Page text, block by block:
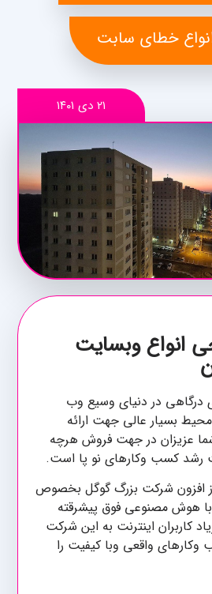
خطای سابت
۲۱ دی ۱۴۰۱
انواع وبسایت
درگاهی در دنیای وسیع وب
بسیار عالی جهت ارائه
عزیزان در جهت فروش هرچه
رشد کسب وکارهای نو پا است.
افزون شرکت بزرگ گوگل بخصوص
با هوش مصنوعی فوق پیشرقته
کاربران اینترنت به این شرکت
واقعی وبا کیفیت را